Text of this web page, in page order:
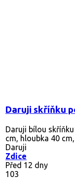
Daruji skříňku
Daruji bílou
cm, hloubka 40
Daruji
Zdice
Před 12 dny
103